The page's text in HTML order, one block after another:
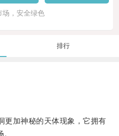
场，安全绿色
排行
加神秘的天体现象，它拥有